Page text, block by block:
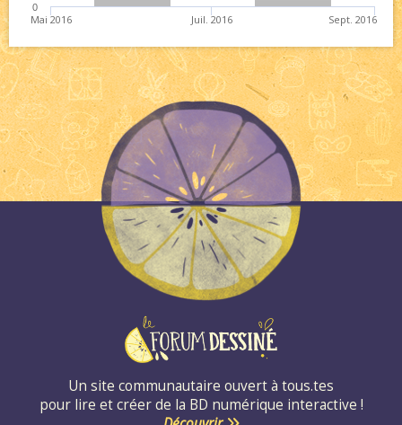
Mai 2016 Juil. 2016 Sept. 2016
0
Un site communautaire ouvert à tous.tes
pour lire et créer de la BD numérique interactive !